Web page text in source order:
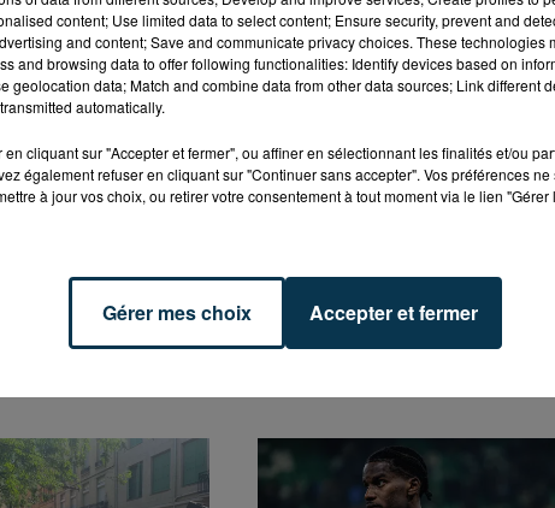
de Ligue 1 samedi, Christophe Galtier a répondu à une
en défense.Tout va dépendre en fait de la
League
278459454"
content; Use limited data to select content; Ensure security, prevent and
and content; Save and communicate privacy choices. These technologies
and browsing data to offer following functionalities: Identify devices based on
geolocation data; Match and combine data from other data sources; Link different
automatically.
en cliquant sur "Accepter et fermer", ou affiner en sélectionnant les finalités et/ou
également refuser en cliquant sur "Continuer sans accepter". Vos préférences
à jour vos choix, ou retirer votre consentement à tout moment via le lien
Gérer mes choix Accepter et fermer